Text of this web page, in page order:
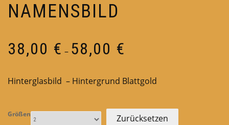
NAMENSBILD
38,00 € – 58,00 €
58,00 €
Hinterglasbild – Hintergrund Blattgold
Größen Zurücksetzen